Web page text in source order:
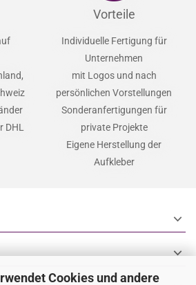
Cookies und andere
DHL
Vorteile
Individuelle Fertigung für
Unternehmen
mit Logos und nach
persönlichen Vorstellungen
Sonderanfertigungen für
private Projekte
Eigene Herstellung der
Aufkleber
expand_more
expand_more